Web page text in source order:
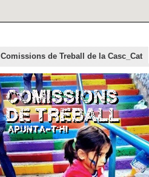
Comissions de Treball de la Casc_Cat